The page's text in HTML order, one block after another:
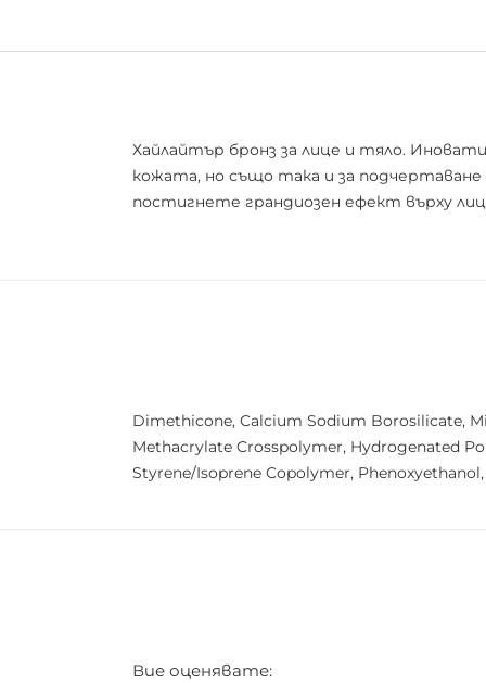
Хайлайтър бронз за лице и тяло.
кожата, но също така и за
постигнете грандиозен ефект върху
Dimethicone, Calcium Sodium Borosilicate,
Methacrylate Crosspolymer, Hydrogenated
Styrene/Isoprene Copolymer, Phenoxyethanol,
Вие оценявате: